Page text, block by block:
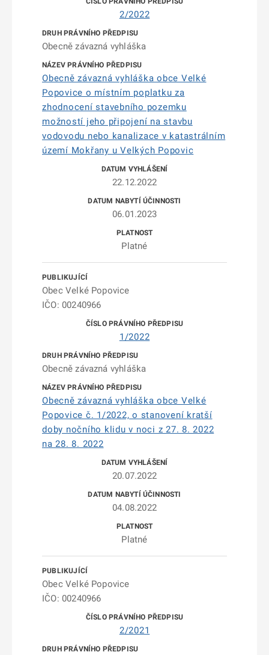
2/2022
Obecně závazná vyhláška
Obecně závazná vyhláška obce Velké
Popovice o místním poplatku za
zhodnocení stavebního pozemku
možností jeho připojení na stavbu
vodovodu nebo kanalizace v katastrálním
území Mokřany u Velkých Popovic
22.12.2022
06.01.2023
Platné
Obec Velké Popovice
IČO: 00240966
1/2022
Obecně závazná vyhláška
Obecně závazná vyhláška obce Velké
Popovice č. 1/2022, o stanovení kratší
doby nočního klidu v noci z 27. 8. 2022
na 28. 8. 2022
20.07.2022
04.08.2022
Platné
Obec Velké Popovice
IČO: 00240966
2/2021